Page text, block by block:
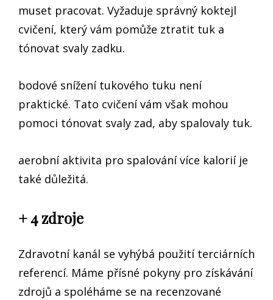
muset pracovat. Vyžaduje správný koktejl
cvičení, který vám pomůže ztratit tuk a
tónovat svaly zadku.
bodové snížení tukového tuku není
praktické. Tato cvičení vám však mohou
pomoci tónovat svaly zad, aby spalovaly tuk.
aerobní aktivita pro spalování více kalorií je
také důležitá.
+ 4 zdroje
Zdravotní kanál se vyhýbá použití terciárních
referencí. Máme přísné pokyny pro získávání
zdrojů a spoléháme se na recenzované